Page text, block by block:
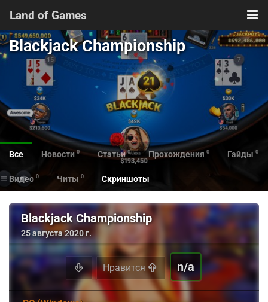
Land of Games
Blackjack Championship
Все Новости 0 Статьи 0 Прохождения 0 Гайды 0
Видео 0 Читы 0 Скриншоты
Blackjack Championship
25 августа 2020 г.
Нравится n/a